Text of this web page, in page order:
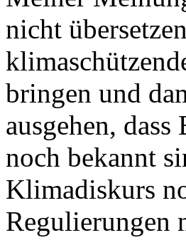
nicht
bringen und
ausgehen,
noch bekannt
Klimadiskurs
Regulierungen